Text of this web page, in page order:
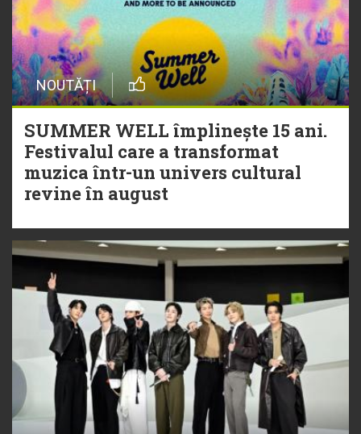
NOUTĂȚI
SUMMER WELL împlinește 15 ani.
Festivalul care a transformat
muzica într-un univers cultural
revine în august